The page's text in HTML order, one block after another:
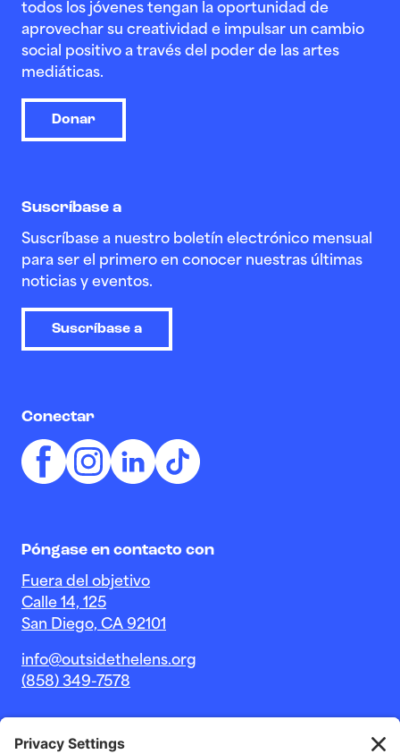
todos los jóvenes tengan la oportunidad de
aprovechar su creatividad e impulsar un cambio
social positivo a través del poder de las artes
mediáticas.
Donar
Suscríbase a
Suscríbase a nuestro boletín electrónico mensual
para ser el primero en conocer nuestras últimas
noticias y eventos.
Suscríbase a
Conectar
Póngase en contacto con
Fuera del objetivo
Calle 14, 125
San Diego, CA 92101
info@outsidethelens.org
(858) 349-7578